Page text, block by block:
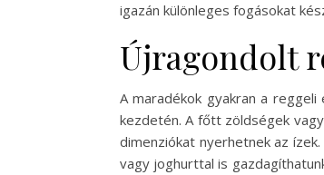
igazán különleges fogásokat
Újragondolt
A maradékok gyakran a
kezdetén. A főtt zöldségek
dimenziókat nyerhetnek az
vagy joghurttal is